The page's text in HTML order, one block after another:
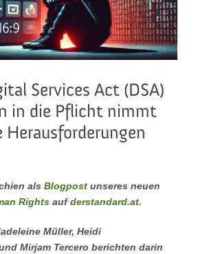
Services Act (DSA)
in die Pflicht nimmt
Herausforderungen
alsBlogpost unseres neuen
Rights aufderstandard.at.
Müller, Heidi
Mirjam Tercero berichten darin